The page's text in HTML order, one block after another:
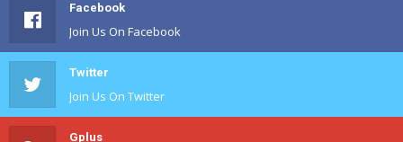
Facebook
Join Us On Facebook
Twitter
Join Us On Twitter
Gplus